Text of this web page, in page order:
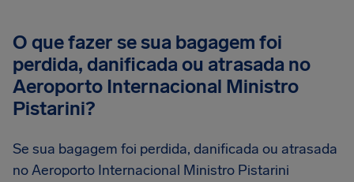
O que fazer se sua bagagem foi
perdida, danificada ou atrasada no
Aeroporto Internacional Ministro
Pistarini?
Se sua bagagem foi perdida, danificada ou atrasada
no Aeroporto Internacional Ministro Pistarini